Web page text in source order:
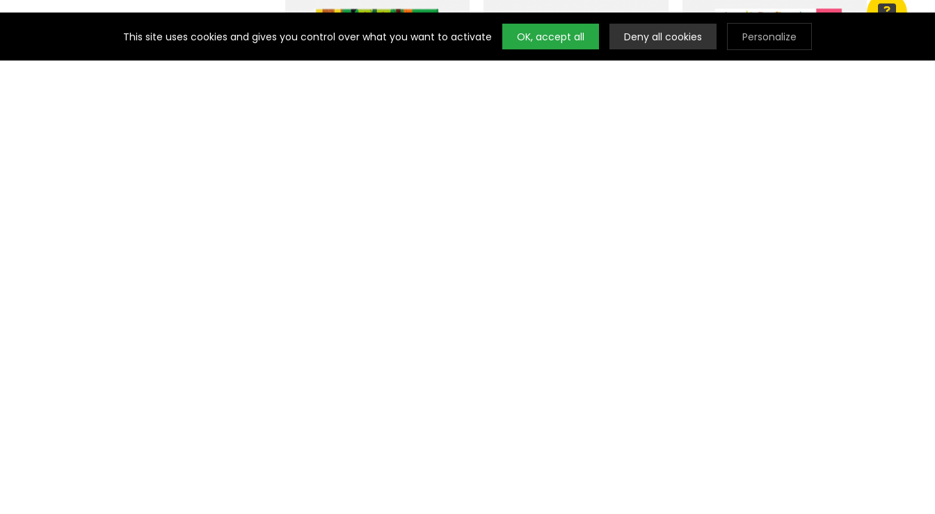
This site uses cookies and gives you control over what you want to activate OK, accept all Deny all cookies Personalize